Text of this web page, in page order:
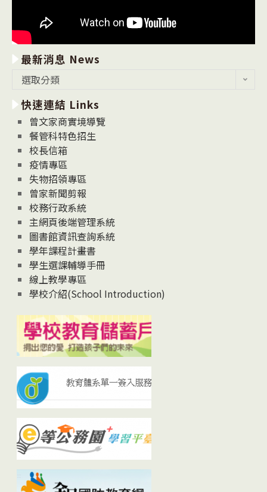
最新消息 News
消
息
News
選取分類
快速連結 Links
曾文家商實境導覽
餐管科特色招生
校長信箱
疫情專區
失物招領專區
曾家新聞剪報
校務行政系統
主網頁後端管理系統
圖書館資訊查詢系統
學年課程計畫書
學生選課輔導手冊
線上教學專區
學校介紹(School Introduction)